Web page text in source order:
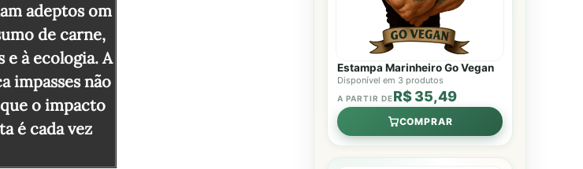
adeptos om
de carne,
e à ecologia. A
impasses não
o impacto
é cada vez
Estampa Marinheiro Go Vegan
Disponível em 3 produtos
A PARTIR DER$ 35,49
COMPRAR